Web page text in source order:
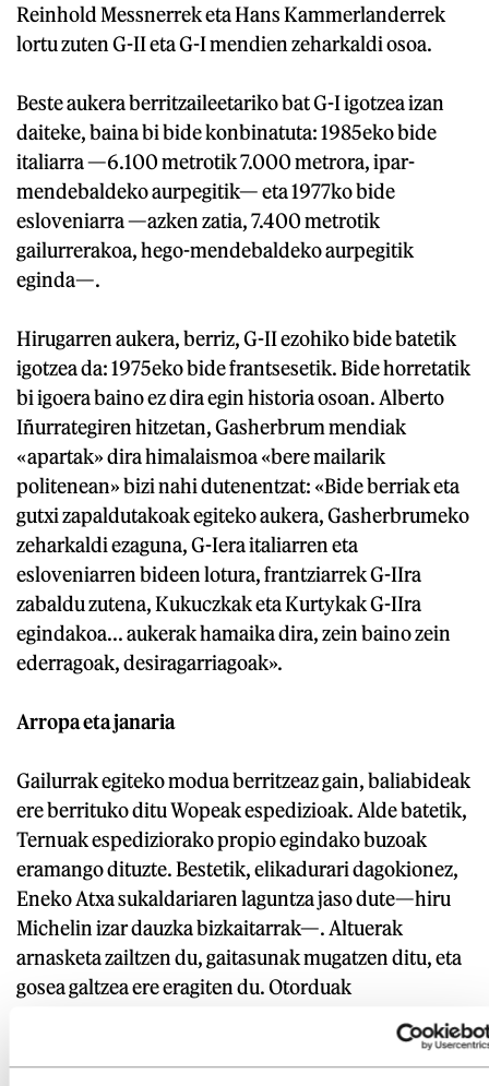
Reinhold Messnerrek eta Hans Kammerlanderrek
lortu zuten G-II eta G-I mendien zeharkaldi osoa.
Beste aukera berritzaileetariko bat G-I igotzea izan
daiteke, baina bi bide konbinatuta: 1985eko bide
italiarra —6.100 metrotik 7.000 metrora, ipar-
mendebaldeko aurpegitik— eta 1977ko bide
esloveniarra —azken zatia, 7.400 metrotik
gailurrerakoa, hego-mendebaldeko aurpegitik
eginda—.
Hirugarren aukera, berriz, G-II ezohiko bide batetik
igotzea da: 1975eko bide frantsesetik. Bide horretatik
bi igoera baino ez dira egin historia osoan. Alberto
Iñurrategiren hitzetan, Gasherbrum mendiak
«apartak» dira himalaismoa «bere mailarik
politenean» bizi nahi dutenentzat: «Bide berriak eta
gutxi zapaldutakoak egiteko aukera, Gasherbrumeko
zeharkaldi ezaguna, G-Iera italiarren eta
esloveniarren bideen lotura, frantziarrek G-IIra
zabaldu zutena, Kukuczkak eta Kurtykak G-IIra
egindakoa... aukerak hamaika dira, zein baino zein
ederragoak, desiragarriagoak».
Arropa eta janaria
Gailurrak egiteko modua berritzeaz gain, baliabideak
ere berrituko ditu Wopeak espedizioak. Alde batetik,
Ternuak espediziorako propio egindako buzoak
eramango dituzte. Bestetik, elikadurari dagokionez,
Eneko Atxa sukaldariaren laguntza jaso dute—hiru
Michelin izar dauzka bizkaitarrak—. Altuerak
arnasketa zailtzen du, gaitasunak mugatzen ditu, eta
gosea galtzea ere eragiten du. Otorduak
Atxak gazta, tomate, pesto eta oliba liofilizatuak
prestatu dizkie, ohiko elikagaiei gehitzeko —pasta,